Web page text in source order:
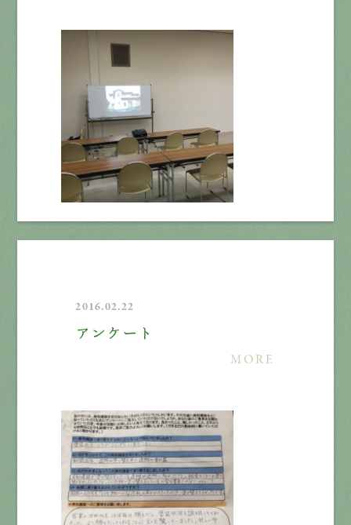
2016.02.22
アンケート
MORE